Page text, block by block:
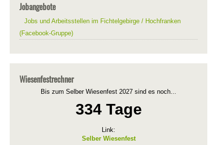
Jobangebote
Jobs und Arbeitsstellen im Fichtelgebirge / Hochfranken
(Facebook-Gruppe)
Wiesenfestrechner
Bis zum Selber Wiesenfest 2027 sind es noch...
334 Tage
Link:
Selber Wiesenfest